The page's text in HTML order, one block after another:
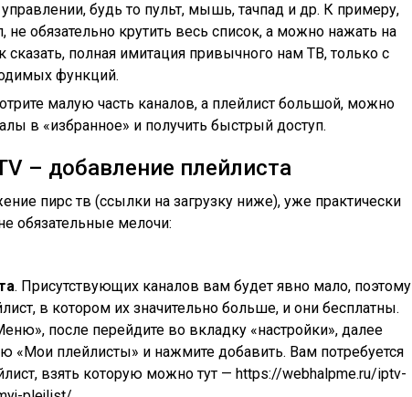
будь то пульт, мышь, тачпад и др. К примеру,
не обязательно крутить весь список, а можно нажать на
сказать, полная имитация привычного нам ТВ, только с
функций.
малую часть каналов, а плейлист большой, можно
в «избранное» и получить быстрый доступ.
– добавление плейлиста
пирс тв (ссылки на загрузку ниже), уже практически
обязательные мелочи:
. Присутствующих каналов вам будет явно мало, поэтому
в котором их значительно больше, и они бесплатны.
после перейдите во вкладку «настройки», далее
«Мои плейлисты» и нажмите добавить. Вам потребуется
взять которую можно тут — https://webhalpme.ru/iptv-